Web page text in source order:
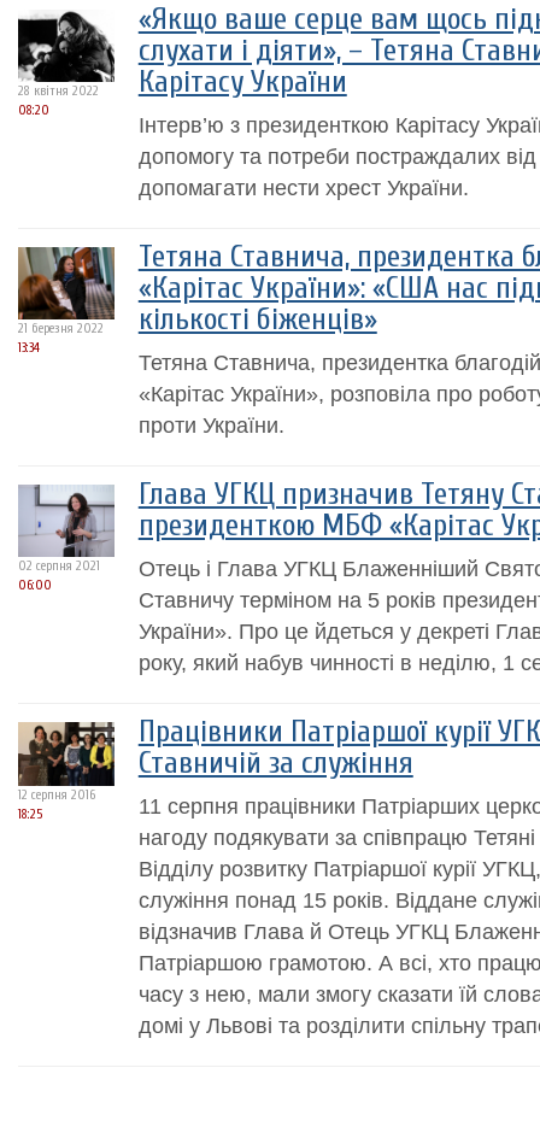
28 квітня 2022
08:20
«Якщо ваше серце вам щось
слухати і діяти», – Тетяна
Карітасу України
Інтерв’ю з президенткою Карітасу
допомогу та потреби постраждалих від
допомагати нести хрест України.
21 березня 2022
13:34
Тетяна Ставнича, президентка
«Карітас України»: «США нас
кількості біженців»
Тетяна Ставнича, президентка
«Карітас України», розповіла про
проти України.
02 серпня 2021
06:00
Глава УГКЦ призначив Тетяну
президенткою МБФ «Карітас
Отець і Глава УГКЦ Блаженніший
Ставничу терміном на 5 років
України». Про це йдеться у декреті
року, який набув чинності в неділю, 1
12 серпня 2016
18:25
Працівники Патріаршої курії
Ставничій за служіння
11 серпня працівники Патріарших
нагоду подякувати за співпрацю
Відділу розвитку Патріаршої курії
служіння понад 15 років. Віддане
відзначив Глава й Отець УГКЦ
Патріаршою грамотою. А всі, хто
часу з нею, мали змогу сказати їй
домі у Львові та розділити спільну